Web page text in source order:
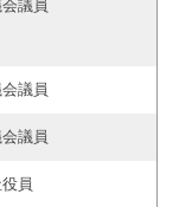
議員
議員
議員
員